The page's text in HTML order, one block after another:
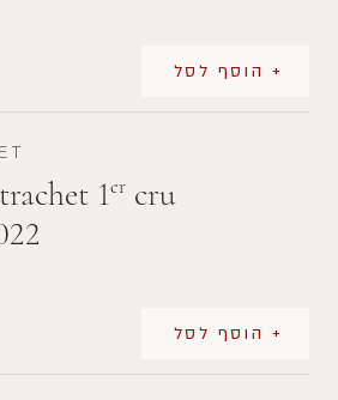
+ הוסף לסל
1er cru
+ הוסף לסל